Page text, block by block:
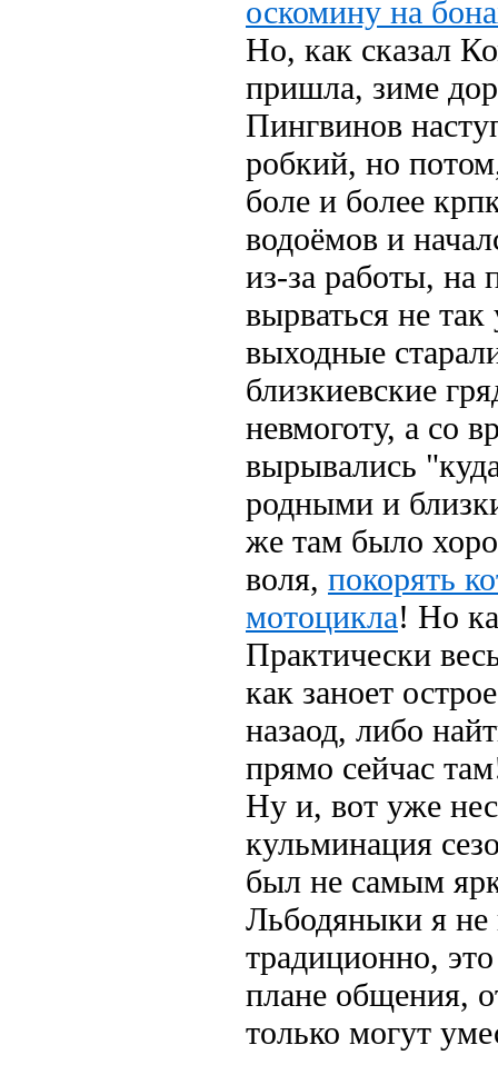
оскомину на
Но, как сказал
пришла, зиме
Пингвинов
робкий, но
боле и более
водоёмов и
из-за работы, на
вырваться не
выходные
близкиевские
невмоготу, а со
вырывались
родными и
же там было
воля, покорять
мотоцикла! Но
Практически
как заноет
назаод, либо
прямо сейчас
Ну и, вот уже
кульминация
был не самым
Льбодяныки я не
традиционно,
плане общения,
только могут